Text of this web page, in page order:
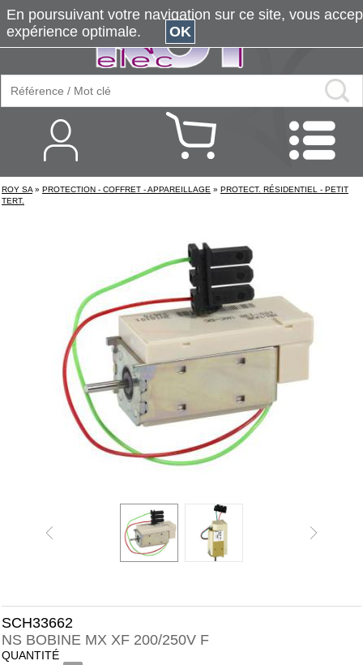
ROY SA » PROTECTION - COFFRET - APPAREILLAGE » PROTECT. RÉSIDENTIEL - PETIT
TERT.
SCH33662
NS BOBINE MX XF 200/250V F
QUANTITÉ
En poursuivant votre navigation sur ce site, vous
expérience optimale.
OK